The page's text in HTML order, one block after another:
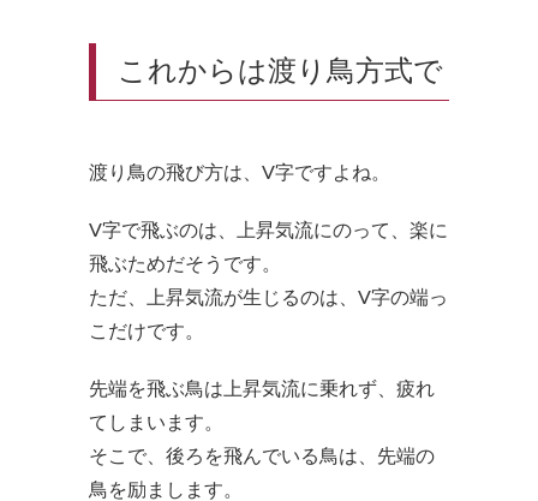
これからは渡り鳥方式で
渡り鳥の飛び方は、V字ですよね。
V字で飛ぶのは、上昇気流にのって、楽に
飛ぶためだそうです。
ただ、上昇気流が生じるのは、V字の端っ
こだけです。
先端を飛ぶ鳥は上昇気流に乗れず、疲れ
てしまいます。
そこで、後ろを飛んでいる鳥は、先端の
鳥を励まします。